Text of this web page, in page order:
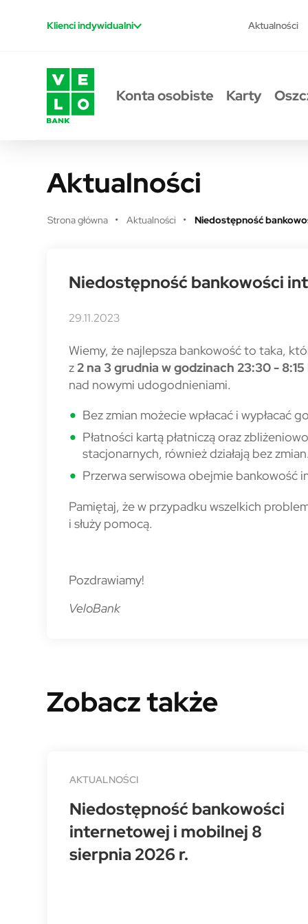
Klienci indywidualni Aktualności
Konta osobiste Karty
Aktualności
Strona główna Aktualności Niedostępność
Niedostępność bankowości
29.11.2023
Wiemy, że najlepsza bankowość to taka,
z2 na 3 grudnia w godzinach 23:30 - 8:15
nad nowymi udogodnieniami.
Bez zmian możecie wpłacać i wypłacać
Płatności kartą płatniczą oraz
stacjonarnych, również działają bez zmian.
Przerwa serwisowa obejmie bankowość
Pamiętaj, że w przypadku wszelkich
i służy pomocą.
Pozdrawiamy!
VeloBank
Zobacz także
AKTUALNOŚCI
Niedostępność bankowości
internetowej i mobilnej 8
sierpnia 2026 r.